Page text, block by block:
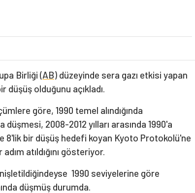
Birliği (AB) düzeyinde sera gazı etkisi yapan
düşüş olduğunu açıkladı.
göre, 1990 temel alındığında
düşmesi, 2008-2012 yılları arasında 1990'a
8'lik bir düşüş hedefi koyan Kyoto Protokolü'ne
atıldığını gösteriyor.
1990 seviyelerine göre
düşmüş durumda.